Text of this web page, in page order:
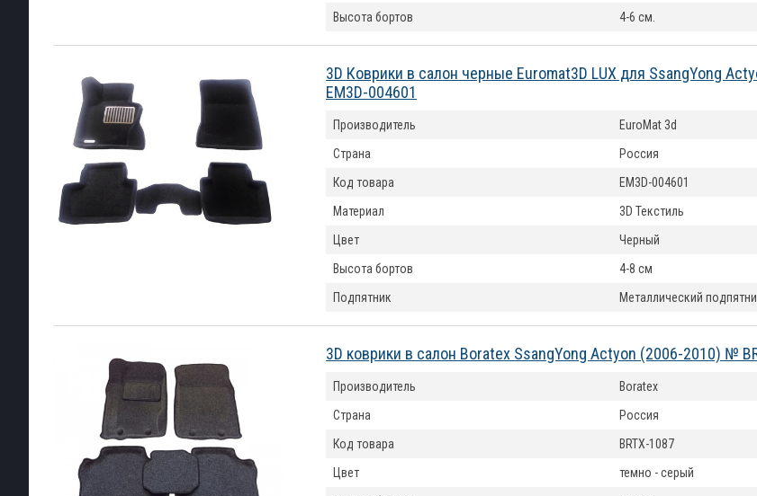
Высота бортов
4-6 см.
3D Коврики в салон черные Euromat3D LUX для SsangYong
EM3D-004601
Производитель
EuroMat 3d
Страна
Россия
Код товара
EM3D-004601
Материал
3D Текстиль
Цвет
Черный
Высота бортов
4-8 см
Подпятник
Металлический
3D коврики в салон Boratex SsangYong Actyon (2006-2010) №
Производитель
Boratex
Страна
Россия
Код товара
BRTX-1087
Цвет
темно - серый